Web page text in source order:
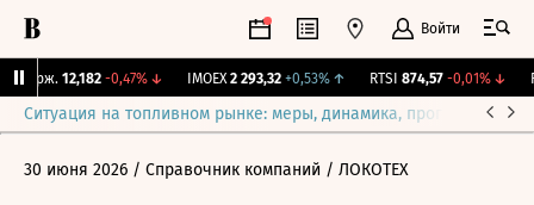
Войти
Бирж. 12,182 -0,47%↓ IMOEX 2 293,32 +0,53%↑ RTSI 874,57 -0,01% ↓
Ситуация на топливном рынке: меры, динамика, прогнозы
30 июня 2026 / Справочник компаний / ЛОКОТЕХ